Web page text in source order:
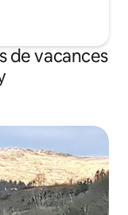
de vacances